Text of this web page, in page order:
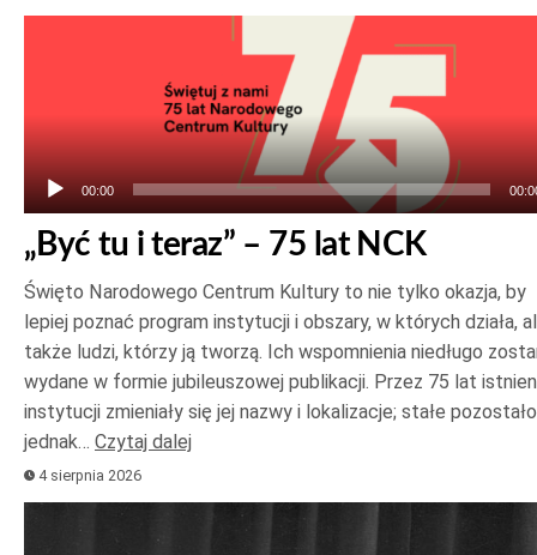
00:00
„Być tu i teraz” – 75 lat NCK
Święto Narodowego Centrum Kultury to nie tylko okazja, by
lepiej poznać program instytucji i obszary, w których działa,
także ludzi, którzy ją tworzą. Ich wspomnienia niedługo
wydane w formie jubileuszowej publikacji. Przez 75 lat
instytucji zmieniały się jej nazwy i lokalizacje; stałe pozostało
jednak… Czytaj dalej
4 sierpnia 2026